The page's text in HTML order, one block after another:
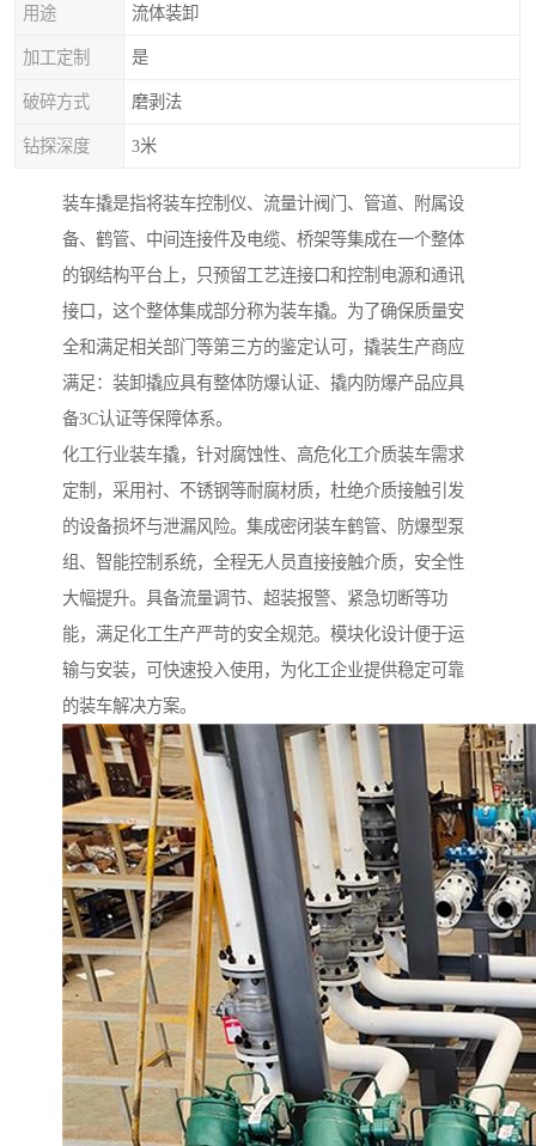
用途 流体装卸
加工定制 是
破碎方式 磨剥法
钻探深度 3米
装车撬是指将装车控制仪、流量计阀门、管道、附属设
备、鹤管、中间连接件及电缆、桥架等集成在一个整体
的钢结构平台上，只预留工艺连接口和控制电源和通讯
接口，这个整体集成部分称为装车撬。为了确保质量安
全和满足相关部门等第三方的鉴定认可，撬装生产商应
满足：装卸撬应具有整体防爆认证、撬内防爆产品应具
备3C认证等保障体系。
化工行业装车撬，针对腐蚀性、高危化工介质装车需求
定制，采用衬、不锈钢等耐腐材质，杜绝介质接触引发
的设备损坏与泄漏风险。集成密闭装车鹤管、防爆型泵
组、智能控制系统，全程无人员直接接触介质，安全性
大幅提升。具备流量调节、超装报警、紧急切断等功
能，满足化工生产严苛的安全规范。模块化设计便于运
输与安装，可快速投入使用，为化工企业提供稳定可靠
的装车解决方案。